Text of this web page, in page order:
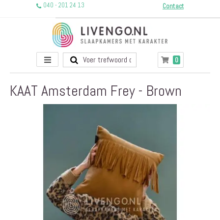
040 - 201 24 13 Contact
Toggle
Nav
Winkelwagen
0producten
KAAT Amsterdam Frey - Brown